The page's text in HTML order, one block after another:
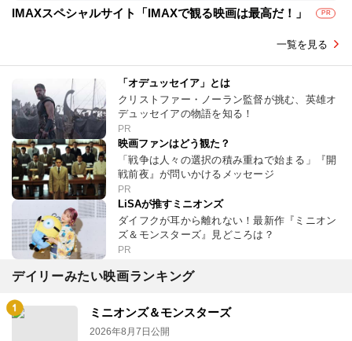
IMAXスペシャルサイト「IMAXで観る映画は最高だ！」 PR
一覧を見る
「オデュッセイア」とは
クリストファー・ノーラン監督が挑む、英雄オ
デュッセイアの物語を知る！
PR
映画ファンはどう観た？
「戦争は人々の選択の積み重ねで始まる」『開
戦前夜』が問いかけるメッセージ
PR
LiSAが推すミニオンズ
ダイフクが耳から離れない！最新作『ミニオン
ズ＆モンスターズ』見どころは？
PR
デイリーみたい映画ランキング
ミニオンズ＆モンスターズ
2026年8月7日公開